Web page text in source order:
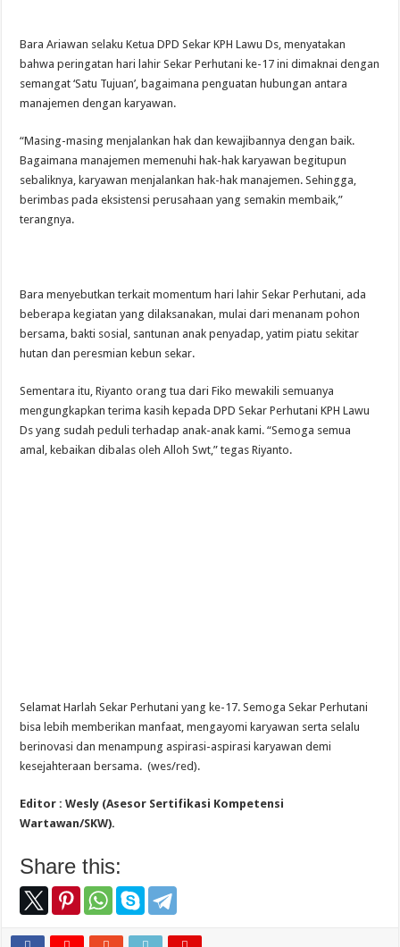
Bara Ariawan selaku Ketua DPD Sekar KPH Lawu Ds, menyatakan
bahwa peringatan hari lahir Sekar Perhutani ke-17 ini dimaknai dengan
semangat ‘Satu Tujuan’, bagaimana penguatan hubungan antara
manajemen dengan karyawan.
“Masing-masing menjalankan hak dan kewajibannya dengan baik.
Bagaimana manajemen memenuhi hak-hak karyawan begitupun
sebaliknya, karyawan menjalankan hak-hak manajemen. Sehingga,
berimbas pada eksistensi perusahaan yang semakin membaik,”
terangnya.
Bara menyebutkan terkait momentum hari lahir Sekar Perhutani, ada
beberapa kegiatan yang dilaksanakan, mulai dari menanam pohon
bersama, bakti sosial, santunan anak penyadap, yatim piatu sekitar
hutan dan peresmian kebun sekar.
Sementara itu, Riyanto orang tua dari Fiko mewakili semuanya
mengungkapkan terima kasih kepada DPD Sekar Perhutani KPH Lawu
Ds yang sudah peduli terhadap anak-anak kami. “Semoga semua
amal, kebaikan dibalas oleh Alloh Swt,” tegas Riyanto.
Selamat Harlah Sekar Perhutani yang ke-17. Semoga Sekar Perhutani
bisa lebih memberikan manfaat, mengayomi karyawan serta selalu
berinovasi dan menampung aspirasi-aspirasi karyawan demi
kesejahteraan bersama. (wes/red).
Editor : Wesly (Asesor Sertifikasi Kompetensi
Wartawan/SKW).
Share this: